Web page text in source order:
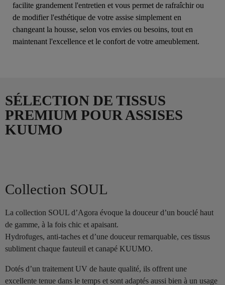
facilite grandement l'entretien et vous permet de rafraîchir ou
de modifier l'esthétique de votre assise simplement en
changeant la housse, selon vos envies ou besoins, tout en
maintenant l'excellence et le confort de votre ameublement.
SÉLECTION DE TISSUS
PREMIUM POUR ASSISES
KUUMO
Collection SOUL
La collection SOUL d’Agora évoque la douceur d’un bouclé haut
de gamme, à la fois chic et apaisant.
Hydrofuges, anti-taches et d’une douceur remarquable, ces tissus
subliment chaque fauteuil et canapé KUUMO.
Dotés d’un traitement UV de haute qualité, ils offrent une
excellente tenue dans le temps et sont adaptés aussi bien à un usage